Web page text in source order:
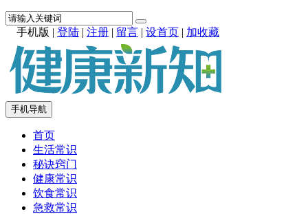
手机版 | 登陆 | 注册 | 留言 | 设首页 | 加收藏
手机导航
首页
生活常识
秘诀窍门
健康常识
饮食常识
急救常识